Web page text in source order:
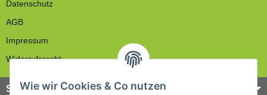
Datenschutz
AGB
Impressum
Widerrufsrecht
Service
Wie wir Cookies & Co nutzen